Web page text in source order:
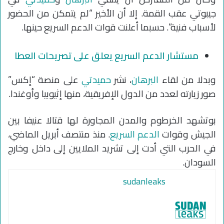
جيبوتي عقب القمة. إلا أن الأخير “لم يتمكن من الحضور
لأسباب فنية”. حسبما أعلنت قوات الدعم السريع حينها.
مستشار الدعم السريع يعلق على تصريحات العطا
وبدلا من لقاء البرهان، نشرحميدتي على منصة “إكس”
صور زيارته لعدد من الدول الإفريقية، منها إثيوبيا وأوغندا.
بوتشهد الخرطوم والمدن المجاورة لها قتالا عنيفا بين
الجيش وقواتالدعم السريع. منذ منتصف أبريل الماضي،
في الحرب التي أدت إلى تشريد الملايين إلى داخل وخارج
السودان.
sudanleaks